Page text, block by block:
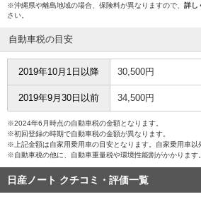
※沖縄県や離島地域の場合、保険料が異なりますので、 詳し
さい。
自動車税の目安
2019年10月1日以降 30,500円
2019年9月30日以前 34,500円
※2024年6月時点の自動車税の金額となります。
※初回登録の時期で自動車税の金額が異なります。
※上記金額は自家用乗用車の目安となります。自家乗用車以
※自動車税の他に、自動車重量税や環境性能割がかかります。
日産ノート クチコミ・評価一覧